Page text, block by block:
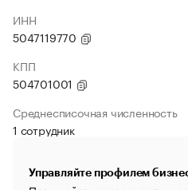
ИНН
5047119770
КПП
504701001
Среднесписочная численность
1 сотрудник
Управляйте профилем